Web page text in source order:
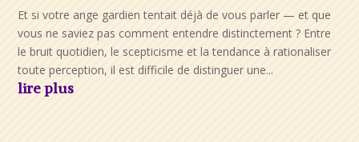
Et si votre ange gardien tentait déjà de vous parler — et que
vous ne saviez pas comment entendre distinctement ? Entre
le bruit quotidien, le scepticisme et la tendance à rationaliser
toute perception, il est difficile de distinguer une...
lire plus